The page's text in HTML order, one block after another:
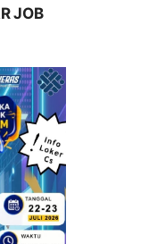
JOB